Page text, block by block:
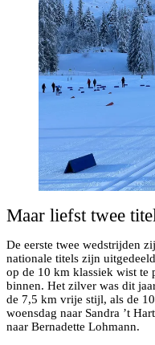
Maar liefst twee
De eerste twee wedstrijden
nationale titels zijn
op de 10 km klassiek wist te
binnen. Het zilver was dit
de 7,5 km vrije stijl, als de
woensdag naar Sandra ’t
naar Bernadette Lohmann.